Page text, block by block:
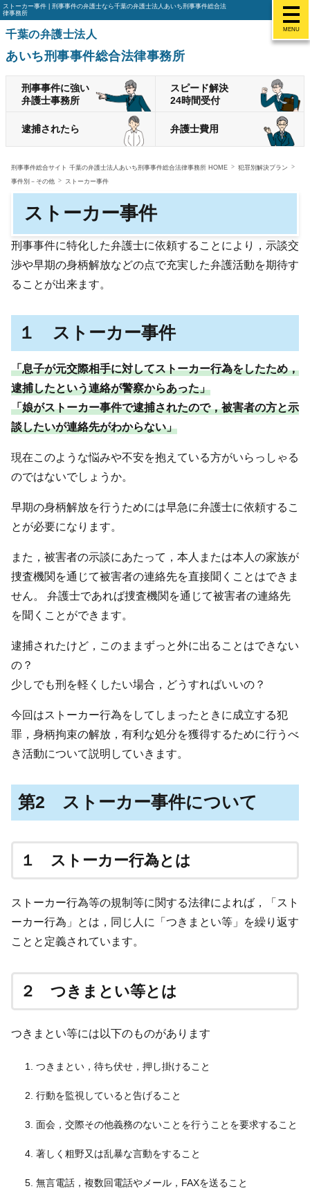
MENU
ストーカー事件 | 刑事事件の弁護士なら千葉の弁護士法人あいち刑事事件総合法
律事務所
千葉の弁護士法人
あいち刑事事件総合法律事務所
刑事事件に強い
弁護士事務所
スピード解決
24時間受付
逮捕されたら 弁護士費用
刑事事件総合サイト 千葉の弁護士法人あいち刑事事件総合法律事務所 HOME
犯罪別解決プラン
事件別－その他
ストーカー事件
ストーカー事件
刑事事件に特化した弁護士に依頼することにより，示談交
渉や早期の身柄解放などの点で充実した弁護活動を期待す
ることが出来ます。
１ ストーカー事件
「息子が元交際相手に対してストーカー行為をしたため，
逮捕したという連絡が警察からあった」
「娘がストーカー事件で逮捕されたので，被害者の方と示
談したいが連絡先がわからない」
現在このような悩みや不安を抱えている方がいらっしゃる
のではないでしょうか。
早期の身柄解放を行うためには早急に弁護士に依頼するこ
とが必要になります。
また，被害者の示談にあたって，本人または本人の家族が
捜査機関を通じて被害者の連絡先を直接聞くことはできま
せん。 弁護士であれば捜査機関を通じて被害者の連絡先
を聞くことができます。
逮捕されたけど，このままずっと外に出ることはできない
の？
少しでも刑を軽くしたい場合，どうすればいいの？
今回はストーカー行為をしてしまったときに成立する犯
罪，身柄拘束の解放，有利な処分を獲得するために行うべ
き活動について説明していきます。
第2 ストーカー事件について
１ ストーカー行為とは
ストーカー行為等の規制等に関する法律によれば，「スト
ーカー行為」とは，同じ人に「つきまとい等」を繰り返す
ことと定義されています。
２ つきまとい等とは
つきまとい等には以下のものがあります
つきまとい，待ち伏せ，押し掛けること
行動を監視していると告げること
面会，交際その他義務のないことを行うことを要求すること
著しく粗野又は乱暴な言動をすること
無言電話，複数回電話やメール，FAXを送ること